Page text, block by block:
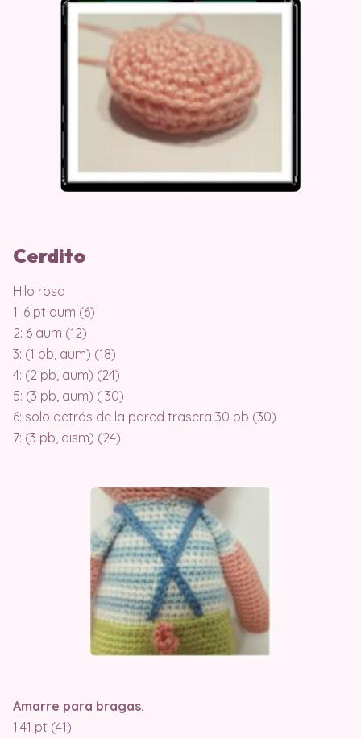
Cerdito
Hilo rosa
1: 6 pt aum (6)
2: 6 aum (12)
3: (1 pb, aum) (18)
4: (2 pb, aum) (24)
5: (3 pb, aum) ( 30)
6: solo detrás de la pared trasera 30 pb (30)
7: (3 pb, dism) (24)
Amarre para bragas.
1:41 pt (41)